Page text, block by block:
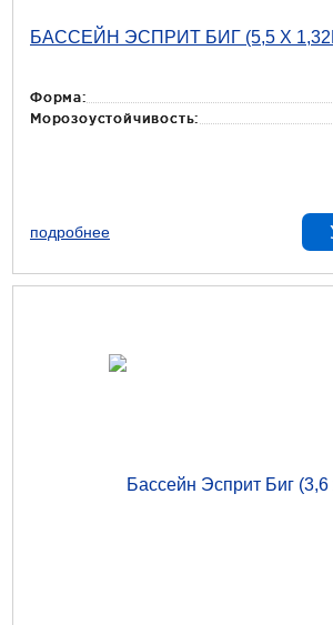
БАССЕЙН ЭСПРИТ БИГ (5,5 Х
Форма:
Морозоустойчивость:
подробнее